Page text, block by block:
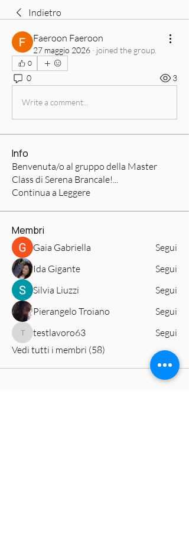
Indietro
Faeroon Faeroon
27 maggio 2026 · joined the group.
0
0 3
Write a comment...
Info
Benvenuta/o al gruppo della Master
Class di Serena Brancale!
Continua a Leggere
Membri
Gaia Gabriella
Segui
Ida Gigante
Segui
Silvia Liuzzi
Segui
Pierangelo Troiano
Segui
testlavoro63
testlavoro63
Segui
Vedi tutti i membri (58)